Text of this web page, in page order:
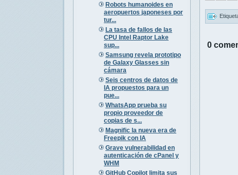
Robots humanoides en
aeropuertos japoneses por
tur...
La tasa de fallos de las
CPU Intel Raptor Lake
sup...
Samsung revela prototipo
de Galaxy Glasses sin
cámara
Seis centros de datos de
IA propuestos para un
pue...
WhatsApp prueba su
propio proveedor de
copias de s...
Magnific la nueva era de
Freepik con IA
Grave vulnerabilidad en
autenticación de cPanel y
WHM
GitHub Copilot limita sus
0